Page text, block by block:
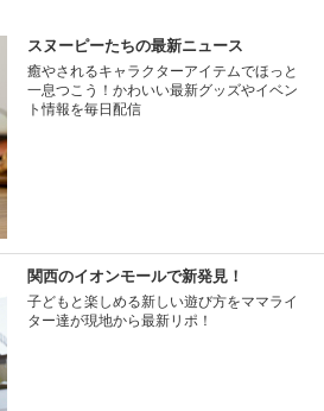
スヌーピーたちの最新ニュース
癒やされるキャラクターアイテムでほっと
一息つこう！かわいい最新グッズやイベン
ト情報を毎日配信
関西のイオンモールで新発見！
子どもと楽しめる新しい遊び方をママライ
ター達が現地から最新リポ！